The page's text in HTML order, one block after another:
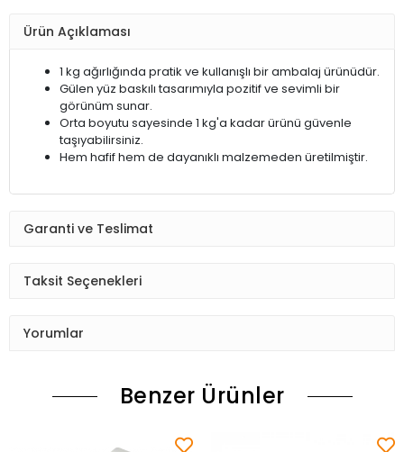
Ürün Açıklaması
1 kg ağırlığında pratik ve kullanışlı bir ambalaj ürünüdür.
Gülen yüz baskılı tasarımıyla pozitif ve sevimli bir
görünüm sunar.
Orta boyutu sayesinde 1 kg'a kadar ürünü güvenle
taşıyabilirsiniz.
Hem hafif hem de dayanıklı malzemeden üretilmiştir.
Garanti ve Teslimat
Taksit Seçenekleri
Yorumlar
Benzer Ürünler